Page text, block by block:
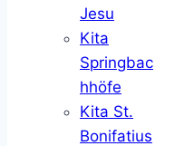
Jesu
Kita
Springbac
hhöfe
Kita St.
Bonifatius